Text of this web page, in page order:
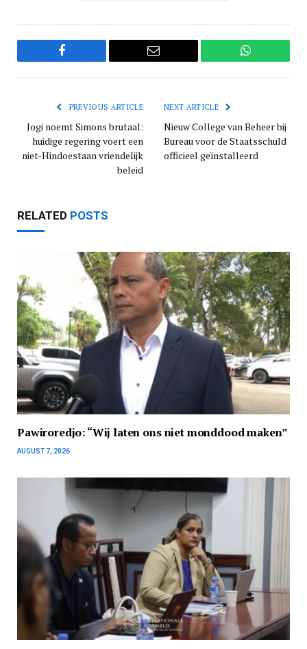
Facebook Email WhatsApp
PREVIOUS ARTICLE
Jogi noemt Simons brutaal:
huidige regering voert een
niet-Hindoestaan vriendelijk
beleid
NEXT ARTICLE
Nieuw College van Beheer bij
Bureau voor de Staatsschuld
officieel geïnstalleerd
RELATED POSTS
Pawiroredjo: “Wij laten ons niet monddood maken”
AUGUST 7, 2026